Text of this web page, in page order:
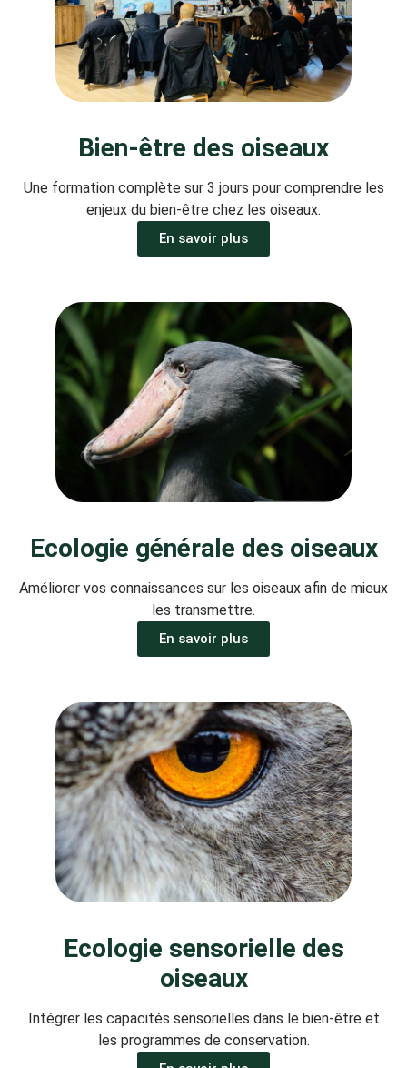
Bien-être des oiseaux
Une formation complète sur 3 jours pour comprendre les
enjeux du bien-être chez les oiseaux.
En savoir plus
Ecologie générale des oiseaux
Améliorer vos connaissances sur les oiseaux afin de mieux
les transmettre.
En savoir plus
Ecologie sensorielle des
oiseaux
Intégrer les capacités sensorielles dans le bien-être et
les programmes de conservation.